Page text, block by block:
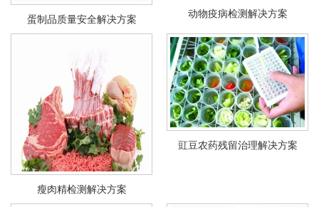
蛋制品质量安全解决方案 动物疫病检测解决方案
瘦肉精检测解决方案
豇豆农药残留治理解决方案